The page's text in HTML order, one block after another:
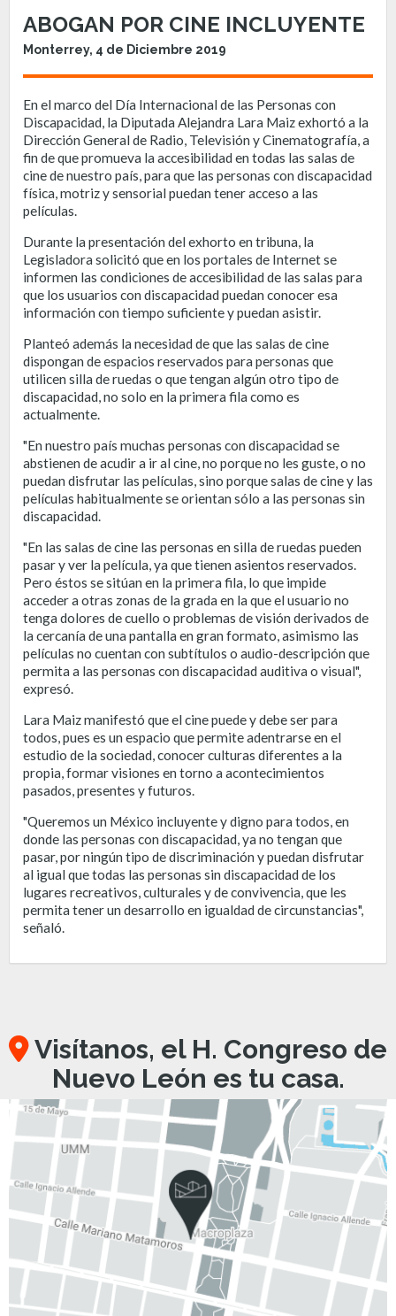
ABOGAN POR CINE INCLUYENTE
Monterrey, 4 de Diciembre 2019
En el marco del Día Internacional de las Personas con
Discapacidad, la Diputada Alejandra Lara Maiz exhortó a la
Dirección General de Radio, Televisión y Cinematografía, a
fin de que promueva la accesibilidad en todas las salas de
cine de nuestro país, para que las personas con discapacidad
física, motriz y sensorial puedan tener acceso a las
películas.
Durante la presentación del exhorto en tribuna, la
Legisladora solicitó que en los portales de Internet se
informen las condiciones de accesibilidad de las salas para
que los usuarios con discapacidad puedan conocer esa
información con tiempo suficiente y puedan asistir.
Planteó además la necesidad de que las salas de cine
dispongan de espacios reservados para personas que
utilicen silla de ruedas o que tengan algún otro tipo de
discapacidad, no solo en la primera fila como es
actualmente.
"En nuestro país muchas personas con discapacidad se
abstienen de acudir a ir al cine, no porque no les guste, o no
puedan disfrutar las películas, sino porque salas de cine y las
películas habitualmente se orientan sólo a las personas sin
discapacidad.
"En las salas de cine las personas en silla de ruedas pueden
pasar y ver la película, ya que tienen asientos reservados.
Pero éstos se sitúan en la primera fila, lo que impide
acceder a otras zonas de la grada en la que el usuario no
tenga dolores de cuello o problemas de visión derivados de
la cercanía de una pantalla en gran formato, asimismo las
películas no cuentan con subtítulos o audio-descripción que
permita a las personas con discapacidad auditiva o visual",
expresó.
Lara Maiz manifestó que el cine puede y debe ser para
todos, pues es un espacio que permite adentrarse en el
estudio de la sociedad, conocer culturas diferentes a la
propia, formar visiones en torno a acontecimientos
pasados, presentes y futuros.
"Queremos un México incluyente y digno para todos, en
donde las personas con discapacidad, ya no tengan que
pasar, por ningún tipo de discriminación y puedan disfrutar
al igual que todas las personas sin discapacidad de los
lugares recreativos, culturales y de convivencia, que les
permita tener un desarrollo en igualdad de circunstancias",
señaló.
Visítanos, el H. Congreso de
Nuevo León es tu casa.